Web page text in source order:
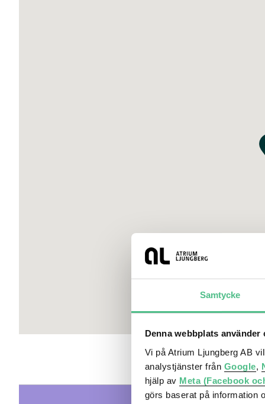
Samtycke
Denna webbplats
Vi på Atrium Ljungberg AB
analystjänster från Google,
hjälp av Meta (Facebook
görs baserat på information